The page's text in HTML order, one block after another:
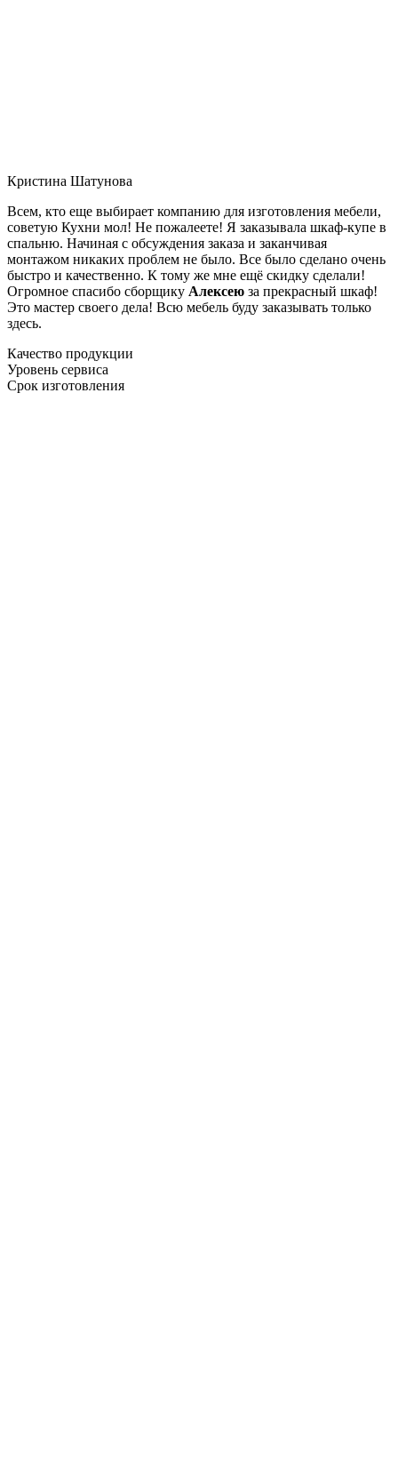
Кристина Шатунова
Всем, кто еще выбирает компанию для изготовления мебели,
советую Кухни мол! Не пожалеете! Я заказывала шкаф-купе в
спальню. Начиная с обсуждения заказа и заканчивая
монтажом никаких проблем не было. Все было сделано очень
быстро и качественно. К тому же мне ещё скидку сделали!
Огромное спасибо сборщику Алексею за прекрасный шкаф!
Это мастер своего дела! Всю мебель буду заказывать только
здесь.
Качество продукции
Уровень сервиса
Срок изготовления